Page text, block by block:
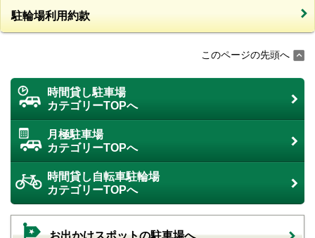
駐輪場利用約款
このページの先頭へ
時間貸し駐車場
カテゴリーTOPへ
月極駐車場
カテゴリーTOPへ
時間貸し自転車駐輪場
カテゴリーTOPへ
お出かけスポットの駐車場へ